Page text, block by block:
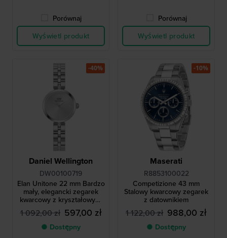
Porównaj
Wyświetl produkt
Porównaj
Wyświetl produkt
Daniel Wellington
DW00100719
Elan Unitone 22 mm Bardzo
mały, elegancki zegarek
kwarcowy z kryształowymi
indeksami
1 092,00 zł 597,00 zł
● Dostępny
-40%
Maserati
R8853100022
Competizione 43 mm
Stalowy kwarcowy zegarek
z datownikiem
1 122,00 zł 988,00 zł
● Dostępny
-10%